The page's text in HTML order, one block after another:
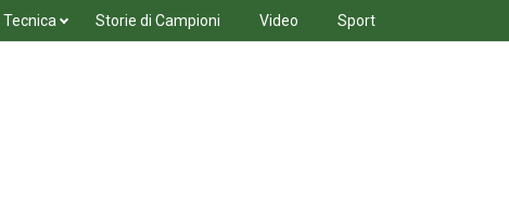
Storie di Campioni Video Sport